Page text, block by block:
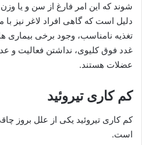
شوند که این امر فارغ از سن و یا
دلیل است که گاهی افراد لاغر نیز
تغذیه نامناسب، وجود برخی بیماری
غدد فوق کلیوی، نداشتن فعالیت
عضلات هستند.
کم کاری تیروئید
کم کاری تیروئید یکی از علل بروز
است.